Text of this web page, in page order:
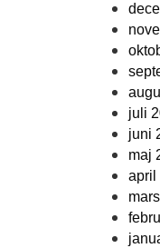
juli
juni
maj
april